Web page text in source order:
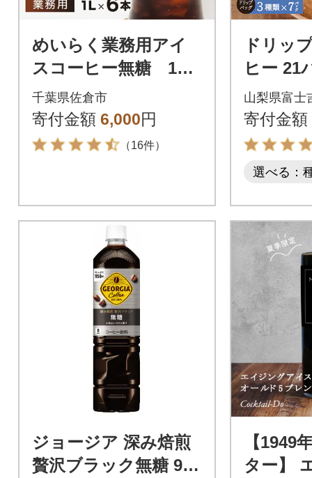
めいらく業務用アイ
スコーヒー無糖 1L×
6本
千葉県佐倉市
寄付金額 6,000円
（16件）
ドリッ
ヒー 21
ック×3
琲セッ
れんど
山梨県富士
寄付金額
選べる：
ジョージア 深み焙煎
贅沢ブラック無糖 950
【1949
ター】